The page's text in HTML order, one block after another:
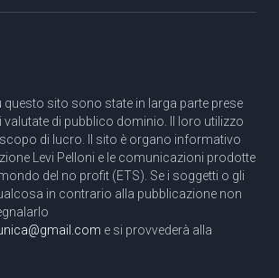
questo sito sono state in larga parte prese
valutate di pubblico dominio. Il loro utilizzo
di lucro. Il sito è organo informativo
Levi Pelloni e le comunicazioni prodotte
del no profit (ETS). Se i soggetti o gli
in contrario alla pubblicazione non
e si provvederà alla